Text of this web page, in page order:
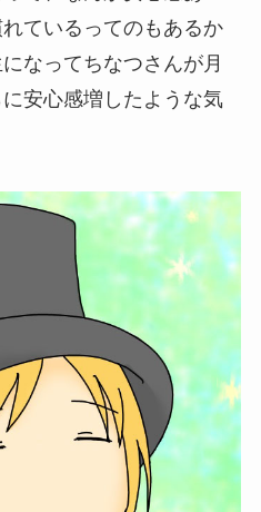
ているってのもあるか
なってちなつさんが月
安心感増したような気